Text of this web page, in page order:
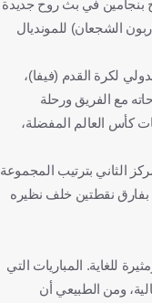
بنجامين في بث روح جديدة
الشجعان) للمونديال
لكرة القدم (فيفا)،
مع الفريق ورحلة
كأس العالم المفضلة،
الثاني بترتيب المجموعة
بفارق نقطتين خلف نظيره
للغاية. المباريات التي
ومن الطبيعي أن